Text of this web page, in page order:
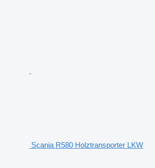
Scania R580 Holztransporter LKW